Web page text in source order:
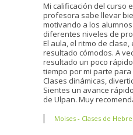
Mi calificación del curso
profesora sabe llevar
motivando a los
diferentes niveles de
El aula, el ritmo de
resultado cómodos. A
resultado un poco
tiempo por mi parte
Clases dinámicas,
Sientes un avance
de Ulpan. Muy
Moises - Clases de